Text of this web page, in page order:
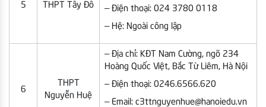
5 THPT Tây Đô – Điện thoại: 024 3780 0118
– Hệ: Ngoài công lập
6
THPT
Nguyễn Huệ
– Địa chỉ: KĐT Nam Cường, ngõ 234
Hoàng Quốc Việt, Bắc Từ Liêm, Hà Nội
– Điện thoại: 0246.6566.620
– Email: c3ttnguyenhue@hanoiedu.vn​